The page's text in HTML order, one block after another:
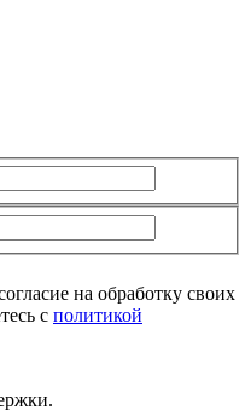
на обработку своих
с политикой